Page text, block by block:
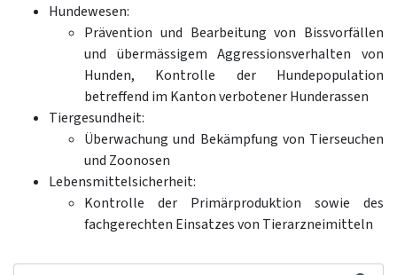
Hundewesen:
Prävention und Bearbeitung von Bissvorfällen
und übermässigem Aggressionsverhalten von
Hunden, Kontrolle der Hundepopulation
betreffend im Kanton verbotener Hunderassen
Tiergesundheit:
Überwachung und Bekämpfung von Tierseuchen
und Zoonosen
Lebensmittelsicherheit:
Kontrolle der Primärproduktion sowie des
fachgerechten Einsatzes von Tierarzneimitteln